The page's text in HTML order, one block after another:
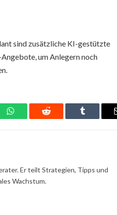
sind zusätzliche KI-gestützte
um Anlegern noch
WhatsAppReddit Tumblr
Er teilt Strategien, Tipps und
Wachstum.